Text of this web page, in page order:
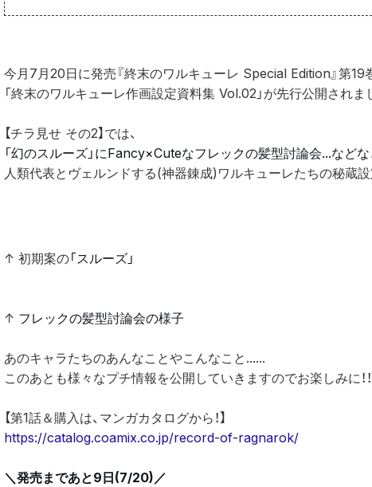
今月7月20日に発売『終末のワルキューレ Special Edition』第19
「終末のワルキューレ作画設定資料集 Vol.02」が先行公開されま
【チラ見せ その2】では、
「幻のスルーズ」にFancy×Cuteなフレックの髪型討論会...など
人類代表とヴェルンドする(神器錬成)ワルキューレたちの秘蔵設
↑ 初期案の「スルーズ」
↑ フレックの髪型討論会の様子
あのキャラたちのあんなことやこんなこと......
このあとも様々なプチ情報を公開していきますのでお楽しみに！！
【第1話＆購入は、マンガカタログから！】
https://catalog.coamix.co.jp/record-of-ragnarok/
＼発売まであと9日(7/20)／